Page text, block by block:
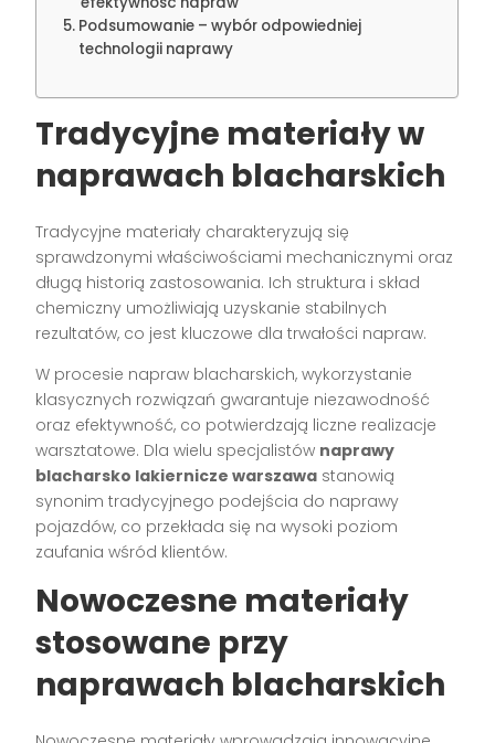
Podsumowanie – wybór odpowiedniej
technologii naprawy
Tradycyjne materiały w
naprawach blacharskich
Tradycyjne materiały charakteryzują się
sprawdzonymi właściwościami mechanicznymi oraz
długą historią zastosowania. Ich struktura i skład
chemiczny umożliwiają uzyskanie stabilnych
rezultatów, co jest kluczowe dla trwałości napraw.
W procesie napraw blacharskich, wykorzystanie
klasycznych rozwiązań gwarantuje niezawodność
oraz efektywność, co potwierdzają liczne realizacje
warsztatowe. Dla wielu specjalistów naprawy
blacharsko lakiernicze warszawa stanowią
synonim tradycyjnego podejścia do naprawy
pojazdów, co przekłada się na wysoki poziom
zaufania wśród klientów.
Nowoczesne materiały
stosowane przy
naprawach blacharskich